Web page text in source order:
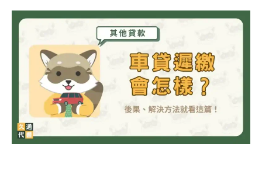
久通專欄
時事解析
生活理財
房產Q&A
網友都在問
聯絡我們